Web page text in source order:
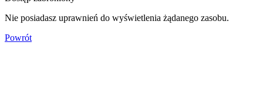
Nie posiadasz uprawnień do wyświetlenia żądanego zasobu.
Powrót